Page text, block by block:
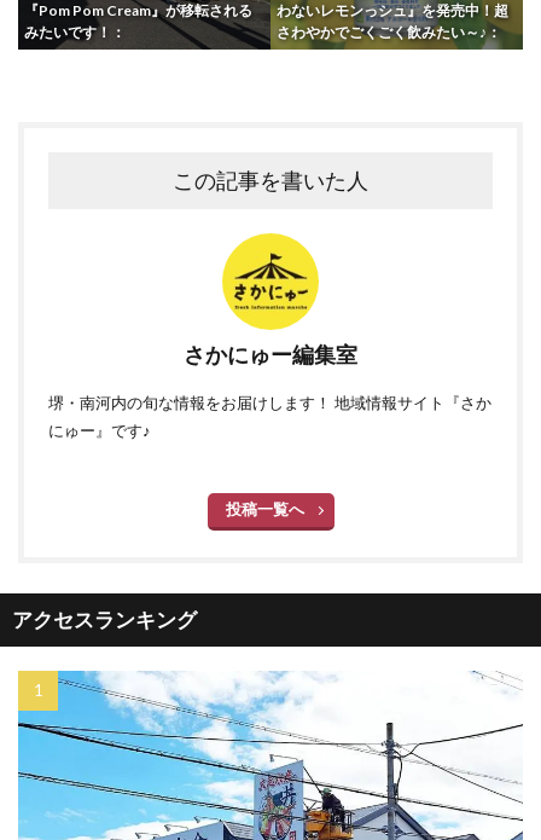
『Pom Pom Cream』が移転される
みたいです！：
わないレモンっシュ』を発売中！超
さわやかでごくごく飲みたい～♪：
この記事を書いた人
さかにゅー編集室
堺・南河内の旬な情報をお届けします！ 地域情報サイト『さか
にゅー』です♪
投稿一覧へ
アクセスランキング